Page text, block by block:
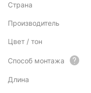
Страна
Производитель
Цвет / тон
Способ монтажа
Длина